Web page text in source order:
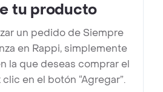
tu producto
un pedido de Siempre
en Rappi, simplemente
la que deseas comprar el
en el botón “Agregar”.